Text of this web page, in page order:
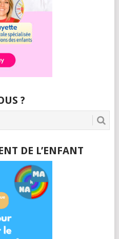
?
DE L’ENFANT